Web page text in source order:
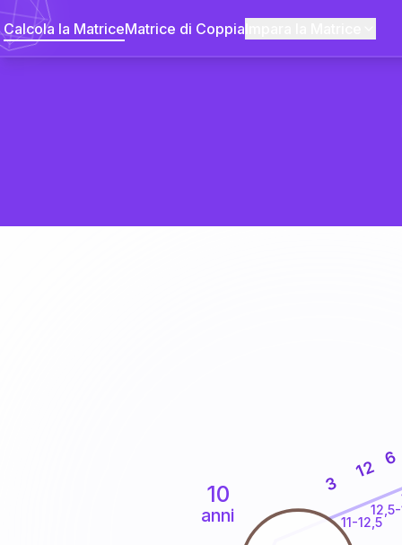
Calcola la MatriceMatrice di Coppia
10
anni 11-12,5
3
12 6